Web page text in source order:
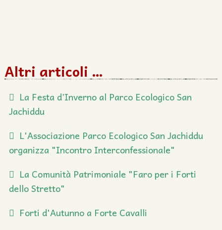
Altri articoli …
La Festa d’Inverno al Parco Ecologico San
Jachiddu
L'Associazione Parco Ecologico San Jachiddu
organizza "Incontro Interconfessionale"
La Comunità Patrimoniale "Faro per i Forti
dello Stretto"
Forti d'Autunno a Forte Cavalli